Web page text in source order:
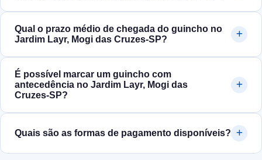
Qual o prazo médio de chegada do guincho no
Jardim Layr, Mogi das Cruzes‑SP?
É possível marcar um guincho com
antecedência no Jardim Layr, Mogi das
Cruzes‑SP?
Quais são as formas de pagamento disponíveis?